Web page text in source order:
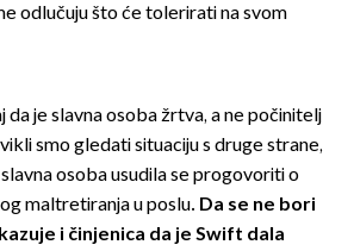
odlučuju što će tolerirati na svom
da je slavna osoba žrtva, a ne počinitelj
smo gledati situaciju s druge strane,
osoba usudila se progovoriti o
maltretiranja u poslu. Da se ne bori
i činjenica da je Swift dala